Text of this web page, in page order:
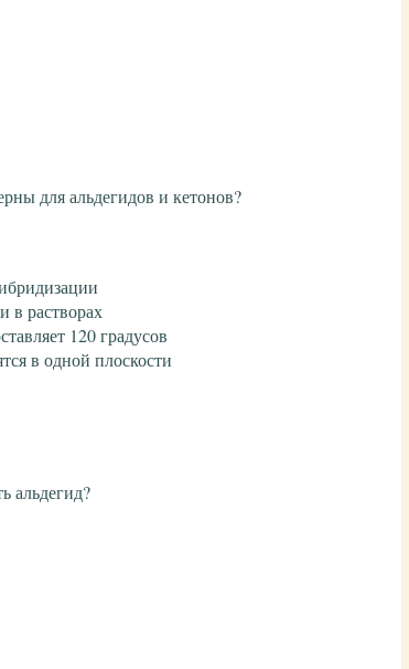
для альдегидов и кетонов?
в растворах
120 градусов
в одной плоскости
альдегид?